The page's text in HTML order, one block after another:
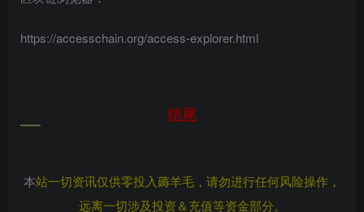
https://accesschain.org/access-explorer.html
结尾
本站一切资讯仅供零投入薅羊毛，请勿进行任何风险操作，
远离一切涉及投资＆充值等资金部分。